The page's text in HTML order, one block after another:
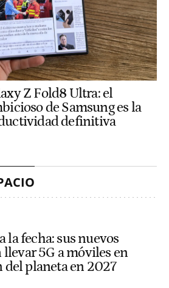
Z Fold8 Ultra: el
de Samsung es la
definitiva
la fecha: sus nuevos
5G a móviles en
planeta en 2027